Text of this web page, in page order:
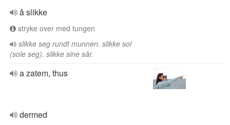
å slikke
stryke over med tungen
slikke seg rundt munnen. slikke sol
(sole seg). slikke sine sår.
a zatem, thus
dermed